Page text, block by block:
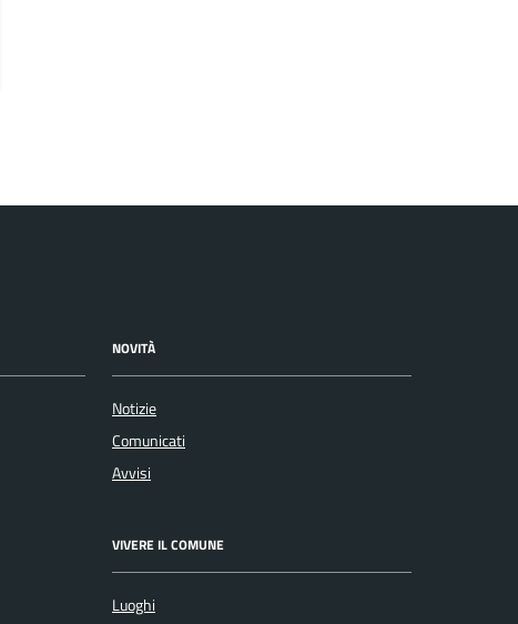
NOVITÀ
Notizie
Comunicati
Avvisi
VIVERE IL COMUNE
Luoghi